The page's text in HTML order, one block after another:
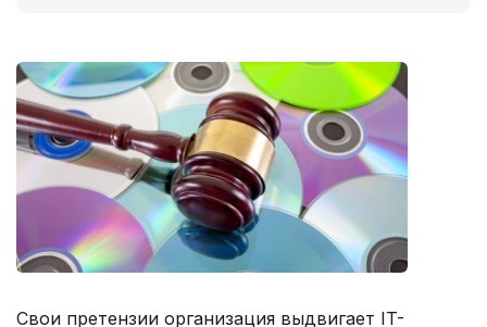
Свои претензии организация выдвигает IT-